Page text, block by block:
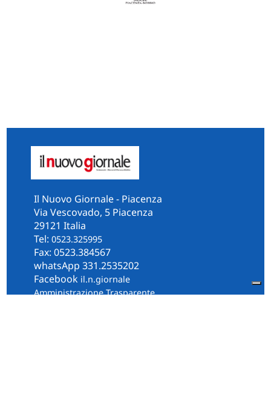
Il Nuovo Giornale - Piacenza
Via Vescovado, 5 Piacenza
29121 Italia
Tel: 0523.325995
Fax: 0523.384567
whatsApp 331.2535202
Facebook il.n.giornale
Amministrazione Trasparente